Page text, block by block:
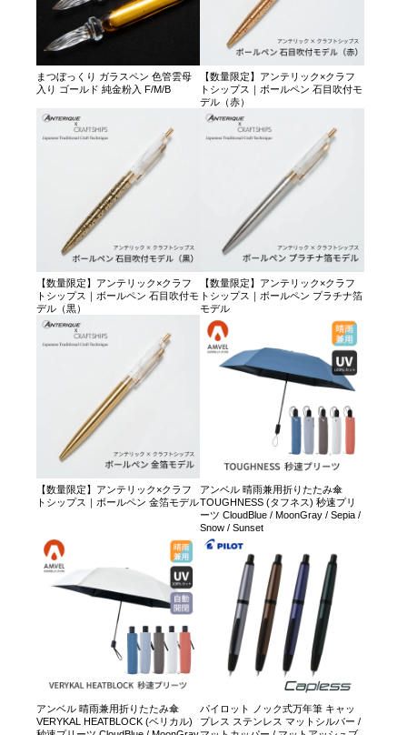
まつぼっくり ガラスペン 色管雲母
入り ゴールド 純金粉入 F/M/B
【数量限定】アンテリック×クラフ
トシップス｜ボールペン 石目吹付モ
デル（赤）
【数量限定】アンテリック×クラフ
トシップス｜ボールペン 石目吹付モ
デル（黒）
【数量限定】アンテリック×クラフ
トシップス｜ボールペン プラチナ箔
モデル
【数量限定】アンテリック×クラフ
トシップス｜ボールペン 金箔モデル
アンベル 晴雨兼用折りたたみ傘
TOUGHNESS (タフネス) 秒速プリ
ーツ CloudBlue / MoonGray / Sepia /
Snow / Sunset
アンベル 晴雨兼用折りたたみ傘
VERYKAL HEATBLOCK (ベリカル)
パイロット ノック式万年筆 キャッ
プレス ステンレス マットシルバー /